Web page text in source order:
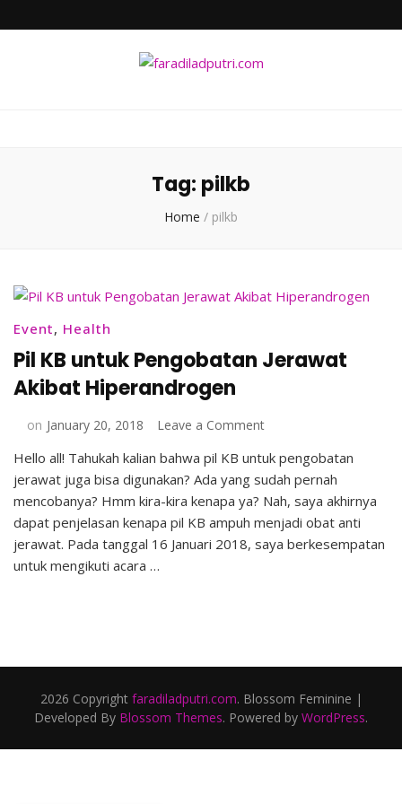
Tag: pilkb
Home / pilkb
Event, Health
Pil KB untuk Pengobatan Jerawat
Akibat Hiperandrogen
on January 20, 2018 Leave a Commenton
KB
untuk
Pengobatan
Jerawat
Akibat
Hiperandrogen
Hello all! Tahukah kalian bahwa pil KB untuk pengobatan
jerawat juga bisa digunakan? Ada yang sudah pernah
mencobanya? Hmm kira-kira kenapa ya? Nah, saya akhirnya
dapat penjelasan kenapa pil KB ampuh menjadi obat anti
jerawat. Pada tanggal 16 Januari 2018, saya berkesempatan
untuk mengikuti acara …
2026 Copyright faradiladputri.com. Blossom Feminine |
Developed By Blossom Themes. Powered by WordPress.